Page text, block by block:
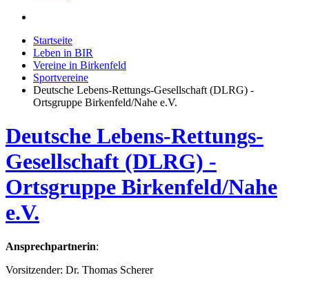
Startseite
Leben in BIR
Vereine in Birkenfeld
Sportvereine
Deutsche Lebens-Rettungs-Gesellschaft (DLRG) -
Ortsgruppe Birkenfeld/Nahe e.V.
Deutsche Lebens-Rettungs-
Gesellschaft (DLRG) -
Ortsgruppe Birkenfeld/Nahe
e.V.
Ansprechpartnerin:
Vorsitzender: Dr. Thomas Scherer